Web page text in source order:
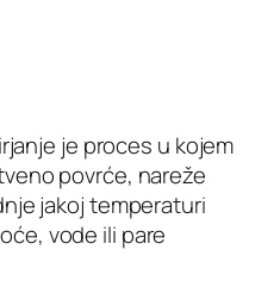
je proces u kojem
povrće, nareže
jakoj temperaturi
vode ili pare